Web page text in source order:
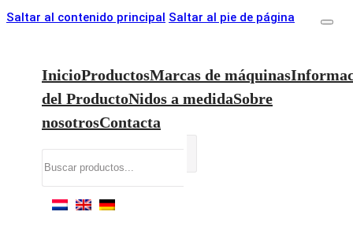
Saltar al contenido principal Saltar al pie de página
InicioProductosMarcas de máquinas
del ProductoNidos a medidaSobre
nosotrosContacta